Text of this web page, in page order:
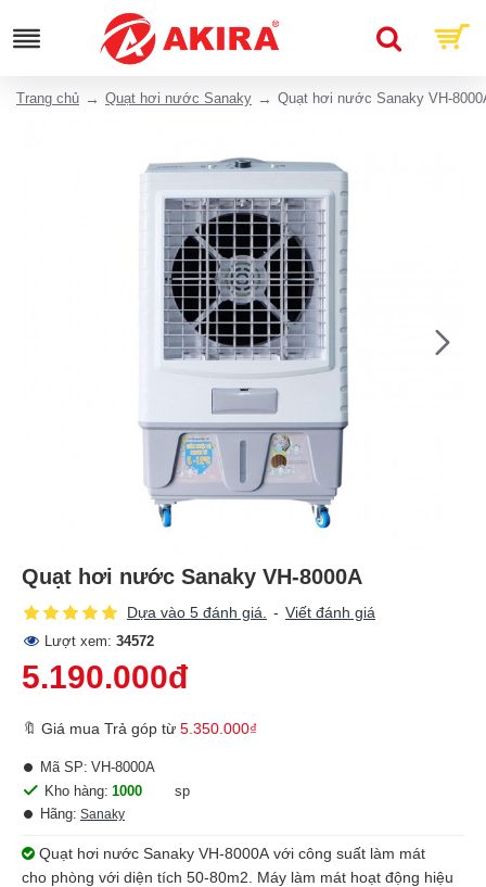
Trang chủ Quạt hơi nước Sanaky Quạt hơi nước Sanaky VH-
Quạt hơi nước Sanaky VH-8000A
Dựa vào 5 đánh giá. - Viết đánh giá
Lượt xem: 34572
5.190.000đ
🔖 Giá mua Trả góp từ 5.350.000₫
Kho hàng: 1000
sp
Hãng: Sanaky
Mã SP: VH-8000A
Quạt hơi nước Sanaky VH-8000A với công suất làm mát
cho phòng với diện tích 50-80m2. Máy làm mát hoạt động hiệu